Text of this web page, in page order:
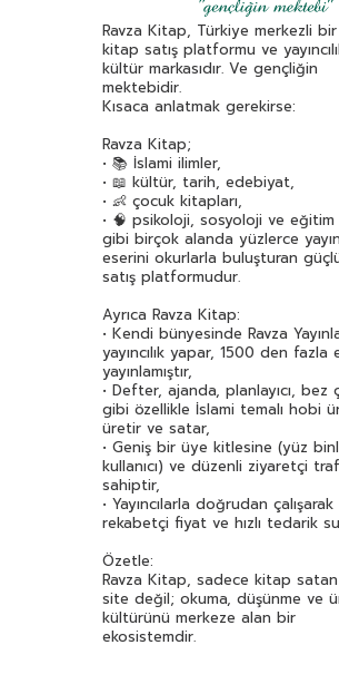
Aziz Nesin(126)
Aziz Sivaslıoğlu(34)
Bahar Çelik(37)
Beatrix Potter
Behiç Ak(42)
Berrin Göncü Işıkoğlu(32)
Bertrand Russell(32)
Bestami Yazgan(70)
Beydeba(42)
Bilgenur Çorlu(37)
Bilgin Adalı(75)
Binnur Şafak Nigiz(76)
Birsen Ekim Özen(133)
Bram Stoker(35)
Buçe Dayı(50)
Buket Uzuner(48)
Burhan Cahit Morkaya(43)
Burhan Yetkil
Çağrı Odabaşı(43)
Cahit Zarifoğlu(70)
Ravza Kitap, Türkiye merkezli
kitap satış platformu ve
kültür markasıdır. Ve gençliğin
mektebidir.
Kısaca anlatmak gerekirse:
Ravza Kitap;
• 📚 İslami ilimler,
• 📖 kültür, tarih, edebiyat,
• 👶 çocuk kitapları,
• 🧠 psikoloji, sosyoloji ve eğitim
gibi birçok alanda yüzlerce
eserini okurlarla buluşturan
satış platformudur.
Ayrıca Ravza Kitap:
• Kendi bünyesinde Ravza
yayıncılık yapar, 1500 den fazla
yayınlamıştır,
• Defter, ajanda, planlayıcı, bez
gibi özellikle İslami temalı hobi
üretir ve satar,
• Geniş bir üye kitlesine (yüz
kullanıcı) ve düzenli ziyaretçi
sahiptir,
• Yayıncılarla doğrudan çalışarak
rekabetçi fiyat ve hızlı tedarik
Özetle:
Ravza Kitap, sadece kitap
site değil; okuma, düşünme ve
kültürünü merkeze alan bir
ekosistemdir.